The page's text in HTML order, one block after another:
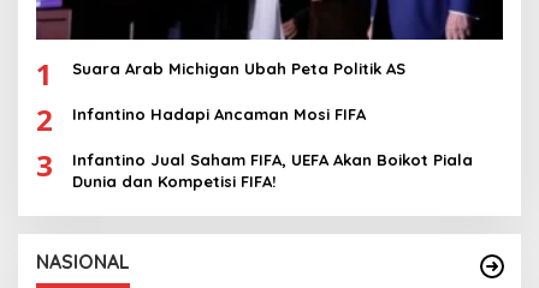
1 Suara Arab Michigan Ubah Peta Politik AS
2 Infantino Hadapi Ancaman Mosi FIFA
3
Infantino Jual Saham FIFA, UEFA Akan Boikot Piala
Dunia dan Kompetisi FIFA!
NASIONAL